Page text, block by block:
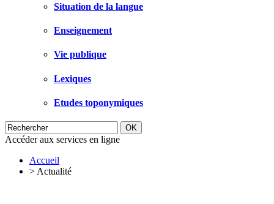
Situation de la langue
Enseignement
Vie publique
Lexiques
Etudes toponymiques
Accéder aux services en ligne
Accueil
> Actualité